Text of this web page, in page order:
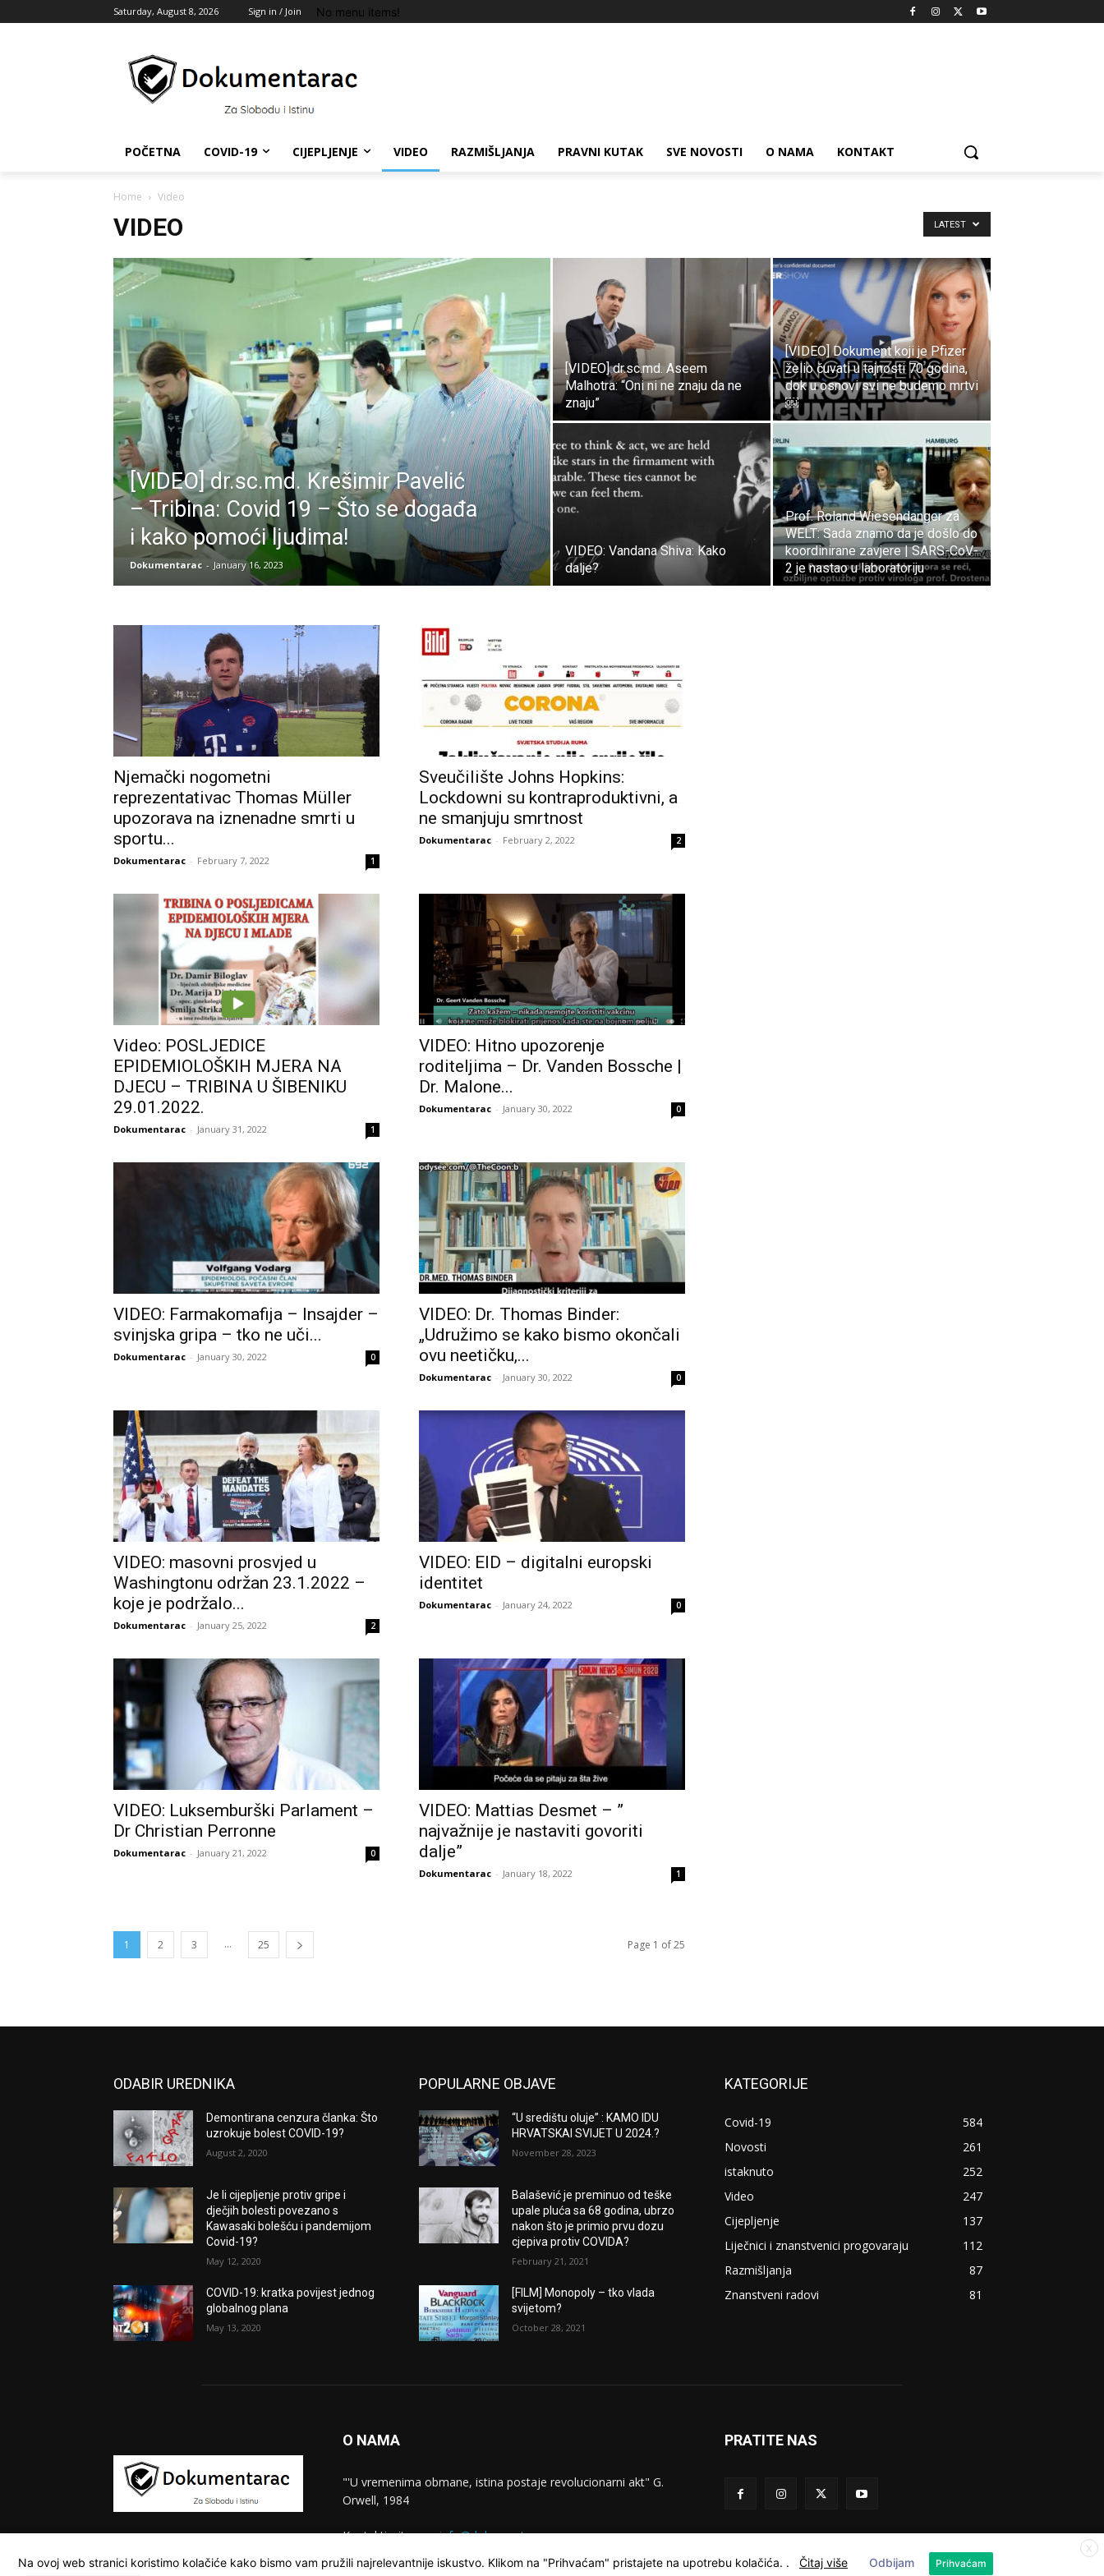
Saturday, August 8, 2026 Sign in / Join No menu items!
POČETNA COVID-19 CIJEPLJENJE VIDEO RAZMIŠLJANJA PRAVNI KUTAK SVE NOVOSTI O NAMA KONTAKT
Home Video
VIDEO LATEST
[VIDEO] dr.sc.md. Krešimir Pavelić
– Tribina: Covid 19 – Što se događa
i kako pomoći ljudima!
Dokumentarac - January 16, 2023
[VIDEO] dr.sc.md. Aseem
Malhotra: “Oni ni ne znaju da ne
znaju”
[VIDEO] Dokument koji je Pfizer
želio čuvati u tajnosti 70 godina,
dok u osnovi svi ne budemo mrtvi
￼
VIDEO: Vandana Shiva: Kako
dalje?
Prof. Roland Wiesendanger za
WELT: Sada znamo da je došlo do
koordinirane zavjere | SARS-CoV-
2 je nastao u laboratoriju
Njemački nogometni
reprezentativac Thomas Müller
upozorava na iznenadne smrti u
sportu...
Dokumentarac - February 7, 2022 1
Sveučilište Johns Hopkins:
Lockdowni su kontraproduktivni, a
ne smanjuju smrtnost
Dokumentarac - February 2, 2022 2
Video: POSLJEDICE
EPIDEMIOLOŠKIH MJERA NA
DJECU – TRIBINA U ŠIBENIKU
29.01.2022.
Dokumentarac - January 31, 2022 1
VIDEO: Hitno upozorenje
roditeljima – Dr. Vanden Bossche |
Dr. Malone...
Dokumentarac - January 30, 2022 0
VIDEO: Farmakomafija – Insajder –
svinjska gripa – tko ne uči...
Dokumentarac - January 30, 2022 0
VIDEO: Dr. Thomas Binder:
„Udružimo se kako bismo okončali
ovu neetičku,...
Dokumentarac - January 30, 2022 0
VIDEO: masovni prosvjed u
Washingtonu održan 23.1.2022 –
koje je podržalo...
Dokumentarac - January 25, 2022 2
VIDEO: EID – digitalni europski
identitet
Dokumentarac - January 24, 2022 0
VIDEO: Luksemburški Parlament –
Dr Christian Perronne
Dokumentarac - January 21, 2022 0
VIDEO: Mattias Desmet – ”
najvažnije je nastaviti govoriti
dalje”
Dokumentarac - January 18, 2022 1
1 2 3 ... 25 Page 1 of 25
ODABIR UREDNIKA
Demontirana cenzura članka: Što
uzrokuje bolest COVID-19?
August 2, 2020
Je li cijepljenje protiv gripe i
dječjih bolesti povezano s
Kawasaki bolešću i pandemijom
Covid-19?
May 12, 2020
COVID-19: kratka povijest jednog
globalnog plana
May 13, 2020
POPULARNE OBJAVE
“U središtu oluje” : KAMO IDU
HRVATSKAI SVIJET U 2024.?
November 28, 2023
Balašević je preminuo od teške
upale pluća sa 68 godina, ubrzo
nakon što je primio prvu dozu
cjepiva protiv COVIDA?
February 21, 2021
[FILM] Monopoly – tko vlada
svijetom?
October 28, 2021
KATEGORIJE
Covid-19
584
Novosti
261
istaknuto
252
Video
247
Cijepljenje
137
Liječnici i znanstvenici progovaraju
112
Razmišljanja
87
Znanstveni radovi
81
O NAMA
"'U vremenima obmane, istina postaje revolucionarni akt" G.
Orwell, 1984
Kontaktirajte nas:info@dokumentarac.com
PRATITE NAS
X
Na ovoj web stranici koristimo kolačiće kako bismo vam pružili najrelevantnije iskustvo. Klikom na "Prihvaćam" pristajete na upotrebu kolačića. . Čitaj više Odbijam Prihvaćam